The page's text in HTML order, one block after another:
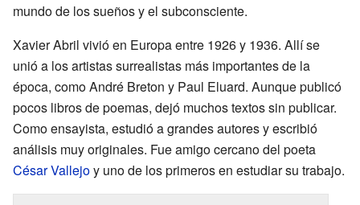
mundo de los sueños y el subconsciente.
Xavier Abril vivió en Europa entre 1926 y 1936. Allí se
unió a los artistas surrealistas más importantes de la
época, como André Breton y Paul Eluard. Aunque publicó
pocos libros de poemas, dejó muchos textos sin publicar.
Como ensayista, estudió a grandes autores y escribió
análisis muy originales. Fue amigo cercano del poeta
César Vallejoy uno de los primeros en estudiar su trabajo.